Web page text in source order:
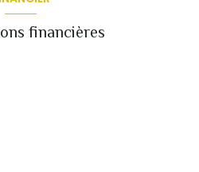
financières